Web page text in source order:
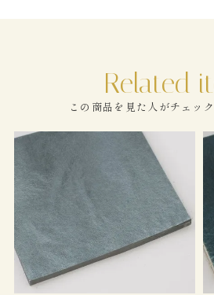
この商品を見た人がチェッ